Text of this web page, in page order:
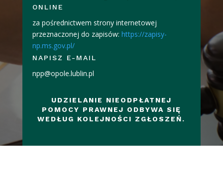
ONLINE
za pośrednictwem strony internetowej
przeznaczonej do zapisów: https://zapisy-
np.ms.gov.pl/
NAPISZ E-MAIL
npp@opole.lublin.pl
UDZIELANIE NIEODPŁATNEJ
POMOCY PRAWNEJ ODBYWA SIĘ
WEDŁUG KOLEJNOŚCI ZGŁOSZEŃ.